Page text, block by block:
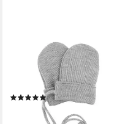
Fäustlinge mit Merinowolle,
weich gefüttert, Halteband,
basic, bequem
(1)
UVP
(12,89 €/ 1 Paar)